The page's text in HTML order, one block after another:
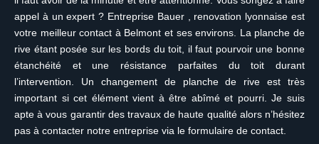
appel à un expert ? Entreprise Bauer , renovation lyonnaise est
votre meilleur contact à Belmont et ses environs. La planche de
rive étant posée sur les bords du toit, il faut pourvoir une bonne
étanchéité et une résistance parfaites du toit durant
l’intervention. Un changement de planche de rive est très
important si cet élément vient à être abîmé et pourri. Je suis
apte à vous garantir des travaux de haute qualité alors n’hésitez
pas à contacter notre entreprise via le formulaire de contact.